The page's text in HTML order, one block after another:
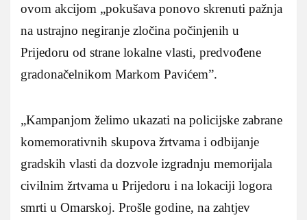
ovom akcijom „pokušava ponovo skrenuti pažnja
na ustrajno negiranje zločina počinjenih u
Prijedoru od strane lokalne vlasti, predvođene
gradonačelnikom Markom Pavićem”.
„Kampanjom želimo ukazati na policijske zabrane
komemorativnih skupova žrtvama i odbijanje
gradskih vlasti da dozvole izgradnju memorijala
civilnim žrtvama u Prijedoru i na lokaciji logora
smrti u Omarskoj. Prošle godine, na zahtjev